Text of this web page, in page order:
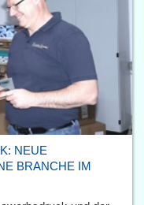
NEUE
BRANCHE IM